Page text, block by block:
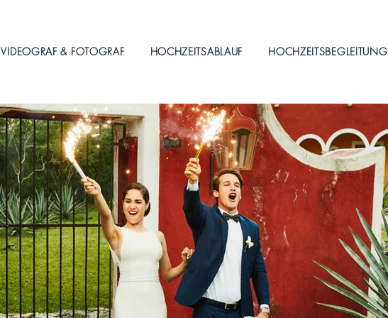
VIDEOGRAF & FOTOGRAF HOCHZEITSABLAUF HOCHZEITSBEGLEITUNG